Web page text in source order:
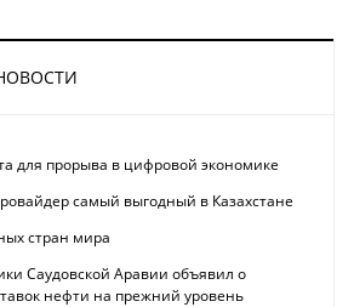
для прорыва в цифровой экономике
самый выгодный в Казахстане
стран мира
Саудовской Аравии объявил о
нефти на прежний уровень